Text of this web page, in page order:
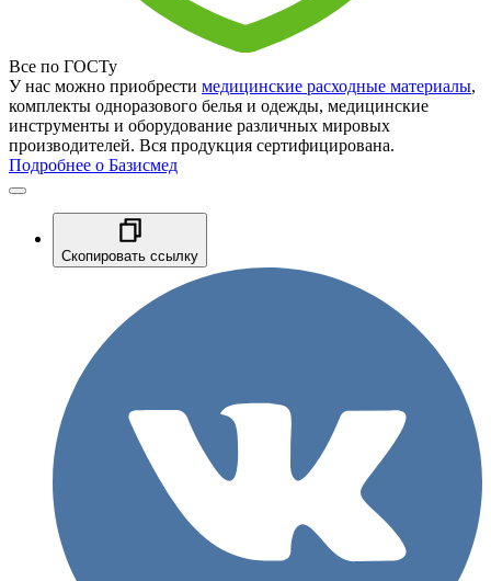
Все по ГОСТу
У нас можно приобрести медицинские расходные материалы,
комплекты одноразового белья и одежды, медицинские
инструменты и оборудование различных мировых
производителей. Вся продукция сертифицирована.
Подробнее о Базисмед
Скопировать ссылку